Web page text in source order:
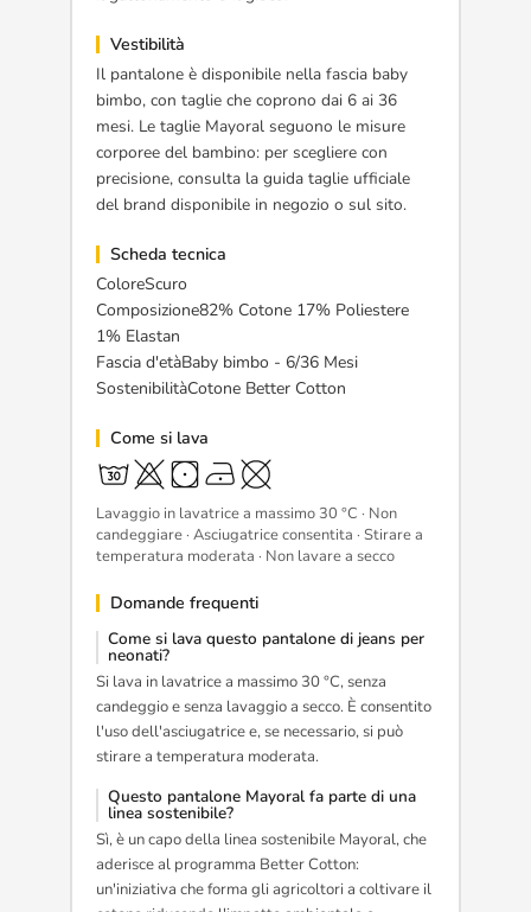
Vestibilità
Il pantalone è disponibile nella fascia baby
bimbo, con taglie che coprono dai 6 ai 36
mesi. Le taglie Mayoral seguono le misure
corporee del bambino: per scegliere con
precisione, consulta la guida taglie ufficiale
del brand disponibile in negozio o sul sito.
Scheda tecnica
ColoreScuro
Composizione82% Cotone 17% Poliestere
1% Elastan
Fascia d'etàBaby bimbo - 6/36 Mesi
SostenibilitàCotone Better Cotton
Come si lava
Lavaggio in lavatrice a massimo 30 °C · Non
candeggiare · Asciugatrice consentita · Stirare a
temperatura moderata · Non lavare a secco
Domande frequenti
Come si lava questo pantalone di jeans per
neonati?
Si lava in lavatrice a massimo 30 °C, senza
candeggio e senza lavaggio a secco. È consentito
l'uso dell'asciugatrice e, se necessario, si può
stirare a temperatura moderata.
Questo pantalone Mayoral fa parte di una
linea sostenibile?
Sì, è un capo della linea sostenibile Mayoral, che
aderisce al programma Better Cotton:
un'iniziativa che forma gli agricoltori a coltivare il